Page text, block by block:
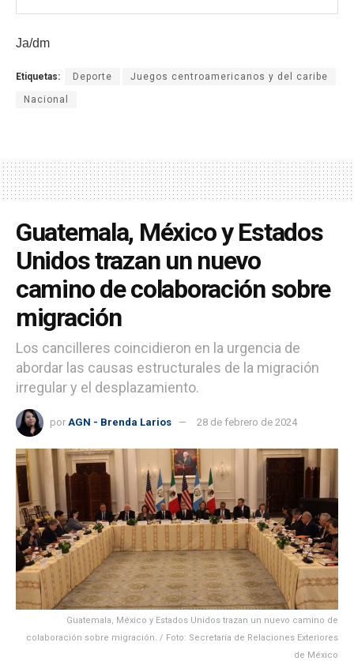
Ja/dm
Etiquetas: Deporte Juegos centroamericanos y del caribe
Nacional
Guatemala, México y Estados
Unidos trazan un nuevo
camino de colaboración sobre
migración
Los cancilleres coincidieron en la urgencia de
abordar las causas estructurales de la migración
irregular y el desplazamiento.
por AGN - Brenda Larios 28 de febrero de 2024
Guatemala, México y Estados Unidos trazan un nuevo camino de
colaboración sobre migración. / Foto: Secretaría de Relaciones Exteriores
de México